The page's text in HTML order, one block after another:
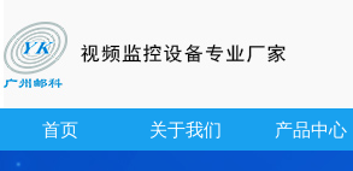
首页 关于我们 产品中心